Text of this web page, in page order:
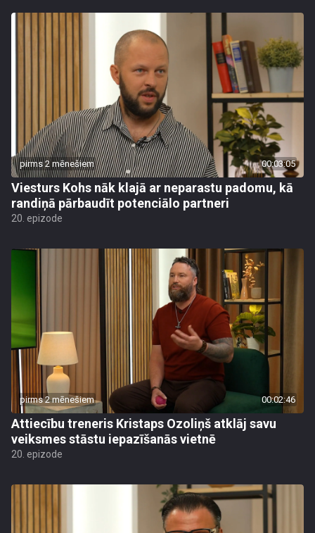
pirms 2 mēnešiem 00:03:05
Viesturs Kohs nāk klajā ar neparastu padomu, kā
randiņā pārbaudīt potenciālo partneri
20. epizode
pirms 2 mēnešiem 00:02:46
Attiecību treneris Kristaps Ozoliņš atklāj savu
veiksmes stāstu iepazīšanās vietnē
20. epizode